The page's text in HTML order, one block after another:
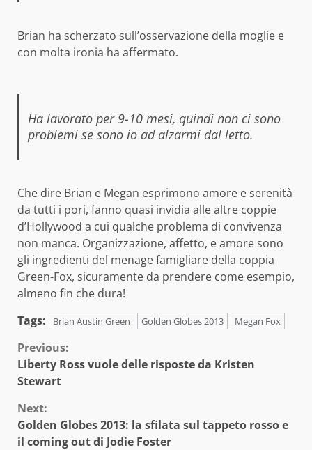
Brian ha scherzato sull’osservazione della moglie e
con molta ironia ha affermato.
Ha lavorato per 9-10 mesi, quindi non ci sono
problemi se sono io ad alzarmi dal letto.
Che dire Brian e Megan esprimono amore e serenità
da tutti i pori, fanno quasi invidia alle altre coppie
d’Hollywood a cui qualche problema di convivenza
non manca. Organizzazione, affetto, e amore sono
gli ingredienti del menage famigliare della coppia
Green-Fox, sicuramente da prendere come esempio,
almeno fin che dura!
Tags:
Brian Austin Green Golden Globes 2013 Megan Fox
Continue
Reading
Previous:
Liberty Ross vuole delle risposte da Kristen
Stewart
Next:
Golden Globes 2013: la sfilata sul tappeto rosso e
il coming out di Jodie Foster